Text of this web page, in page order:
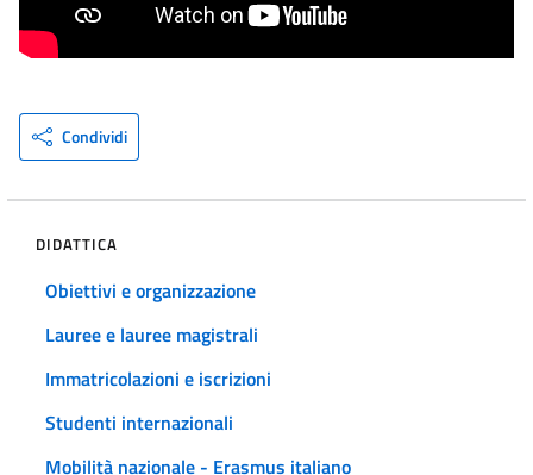
Condividi
DIDATTICA
Obiettivi e organizzazione
Lauree e lauree magistrali
Immatricolazioni e iscrizioni
Studenti internazionali
Mobilità nazionale - Erasmus italiano